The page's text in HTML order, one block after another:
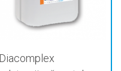
Diacomplex